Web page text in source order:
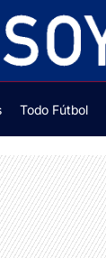
Todo Fútbol